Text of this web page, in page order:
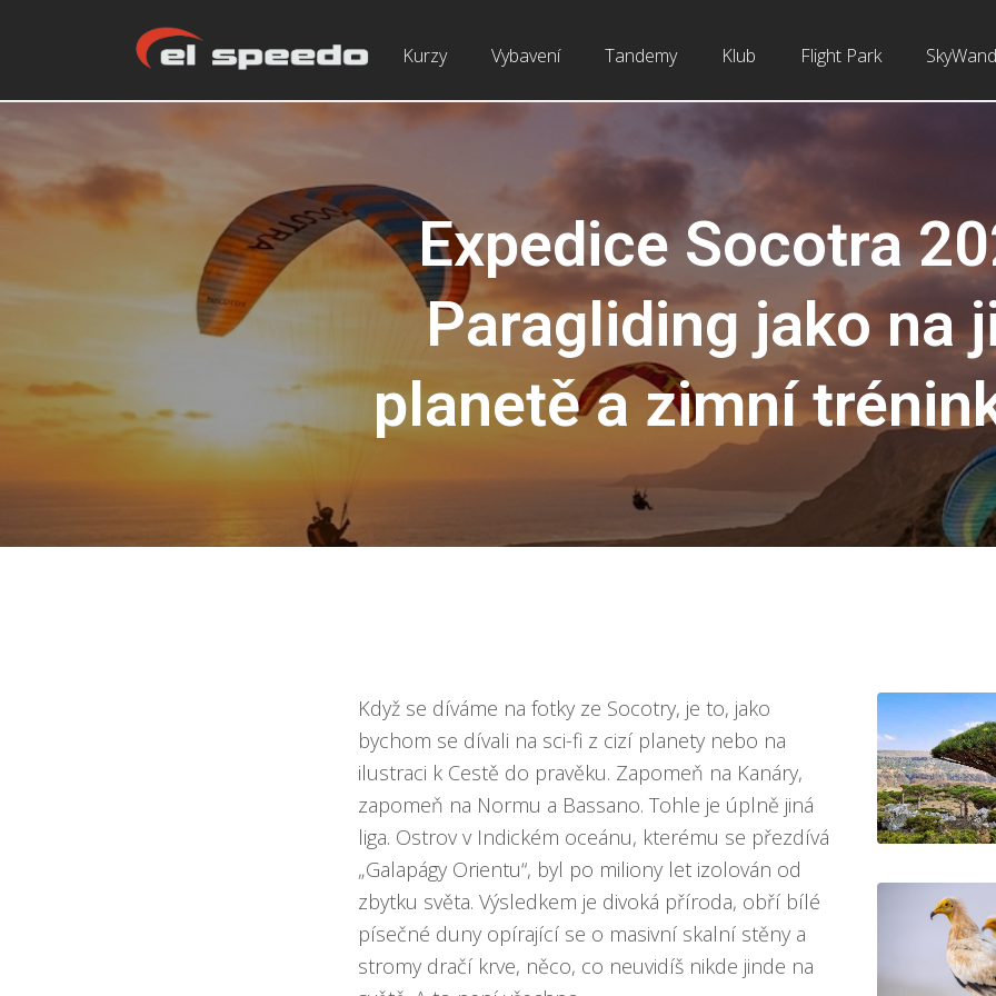
Kurzy Vybavení Tandemy Klub Flight Park
Expedice Socotra
Paragliding jako na
planetě a zimní
Když se díváme na fotky ze Socotry, je to, jako
bychom se dívali na sci-fi z cizí planety nebo na
ilustraci k Cestě do pravěku. Zapomeň na Kanáry,
zapomeň na Normu a Bassano. Tohle je úplně jiná
liga. Ostrov v Indickém oceánu, kterému se přezdívá
„Galapágy Orientu“, byl po miliony let izolován od
zbytku světa. Výsledkem je divoká příroda, obří bílé
písečné duny opírající se o masivní skalní stěny a
stromy dračí krve, něco, co neuvidíš nikde jinde na